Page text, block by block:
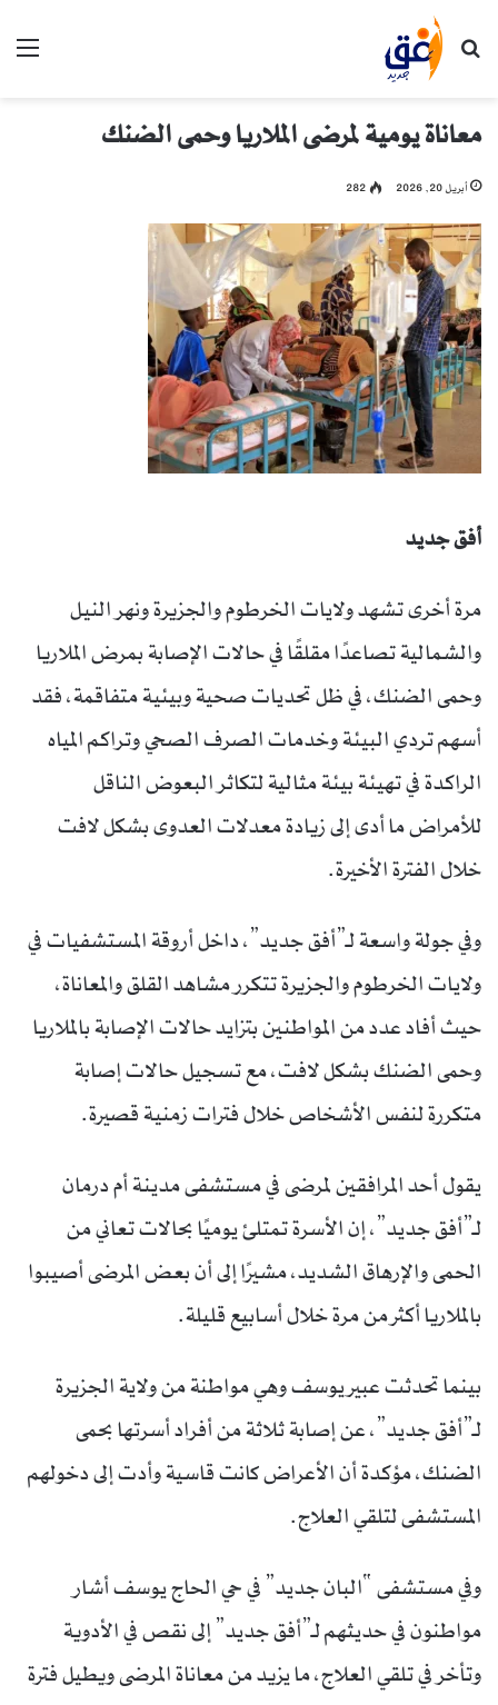
بحث عن
معاناة يومية لمرضى الملاريا وحمى الضنك
أبريل 20, 2026 282
أفق جديد
مرة أخرى تشهد ولايات الخرطوم والجزيرة ونهر النيل
والشمالية تصاعدًا مقلقًا في حالات الإصابة بمرض الملاريا
وحمى الضنك، في ظل تحديات صحية وبيئية متفاقمة، فقد
أسهم تردي البيئة وخدمات الصرف الصحي وتراكم المياه
الراكدة في تهيئة بيئة مثالية لتكاثر البعوض الناقل
للأمراض ما أدى إلى زيادة معدلات العدوى بشكل لافت
خلال الفترة الأخيرة.
وفي جولة واسعة لـ”أفق جديد”، داخل أروقة المستشفيات في
ولايات الخرطوم والجزيرة تتكرر مشاهد القلق والمعاناة،
حيث أفاد عدد من المواطنين بتزايد حالات الإصابة بالملاريا
وحمى الضنك بشكل لافت، مع تسجيل حالات إصابة
متكررة لنفس الأشخاص خلال فترات زمنية قصيرة.
يقول أحد المرافقين لمرضى في مستشفى مدينة أم درمان
لـ”أفق جديد”، إن الأسرة تمتلئ يوميًا بحالات تعاني من
الحمى والإرهاق الشديد، مشيرًا إلى أن بعض المرضى أصيبوا
بالملاريا أكثر من مرة خلال أسابيع قليلة.
بينما تحدثت عبير يوسف وهي مواطنة من ولاية الجزيرة
لـ”أفق جديد”، عن إصابة ثلاثة من أفراد أسرتها بحمى
الضنك، مؤكدة أن الأعراض كانت قاسية وأدت إلى دخولهم
المستشفى لتلقي العلاج.
وفي مستشفى “البان جديد” في حي الحاج يوسف أشار
مواطنون في حديثهم لـ”أفق جديد” إلى نقص في الأدوية
وتأخر في تلقي العلاج، ما يزيد من معاناة المرضى ويطيل فترة